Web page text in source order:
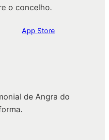
o concelho.
App Store
de Angra do